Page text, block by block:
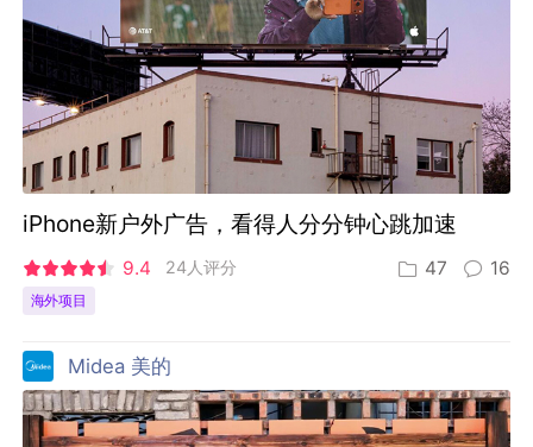
iPhone新户外广告，看得人分分钟心跳加速
9.4 24人评分 47 16
海外项目
Midea 美的